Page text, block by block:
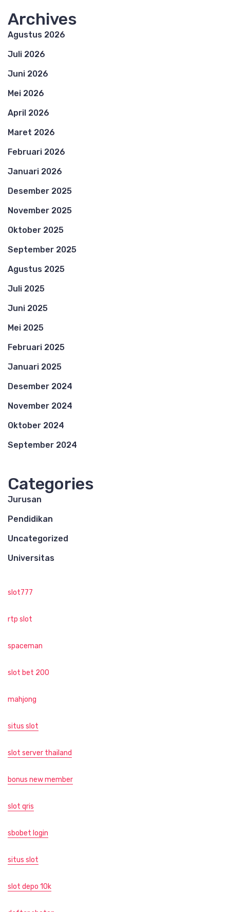
Archives
Agustus 2026
Juli 2026
Juni 2026
Mei 2026
April 2026
Maret 2026
Februari 2026
Januari 2026
Desember 2025
November 2025
Oktober 2025
September 2025
Agustus 2025
Juli 2025
Juni 2025
Mei 2025
Februari 2025
Januari 2025
Desember 2024
November 2024
Oktober 2024
September 2024
Categories
Jurusan
Pendidikan
Uncategorized
Universitas
slot777
rtp slot
spaceman
slot bet 200
mahjong
situs slot
slot server thailand
bonus new member
slot qris
sbobet login
situs slot
slot depo 10k